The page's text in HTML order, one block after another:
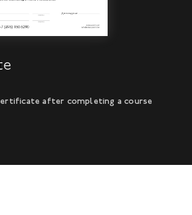
after completing a course